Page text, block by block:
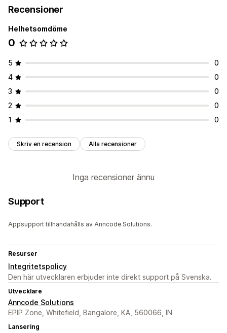
Recensioner
Helhetsomdöme
0
5
0
4
0
3
0
2
0
1
0
Skriv en recension Alla recensioner
Inga recensioner ännu
Support
Appsupport tillhandahålls av Anncode Solutions.
Resurser
Integritetspolicy
Den här utvecklaren erbjuder inte direkt support på Svenska.
Utvecklare
Anncode Solutions
EPIP Zone, Whitefield, Bangalore, KA, 560066, IN
Lansering